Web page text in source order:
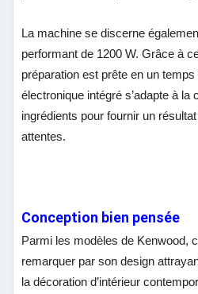
La machine se discerne
performant de 1200 W. Grâce à
préparation est prête en un
électronique intégré s’adapte à la
ingrédients pour fournir un
attentes.
Conception bien pensée
Parmi les modèles de Kenwood,
remarquer par son design
la décoration d’intérieur